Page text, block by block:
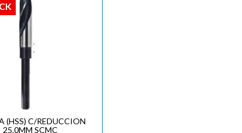
(HSS) C/REDUCCION
25.0MM SCMC